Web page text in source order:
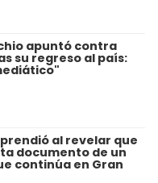
apuntó contra
su regreso al país:
al revelar que
documento de un
continúa en Gran